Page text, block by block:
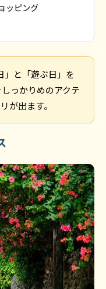
ッピング
」と「遊ぶ日」を
っかりめのアクテ
が出ます。